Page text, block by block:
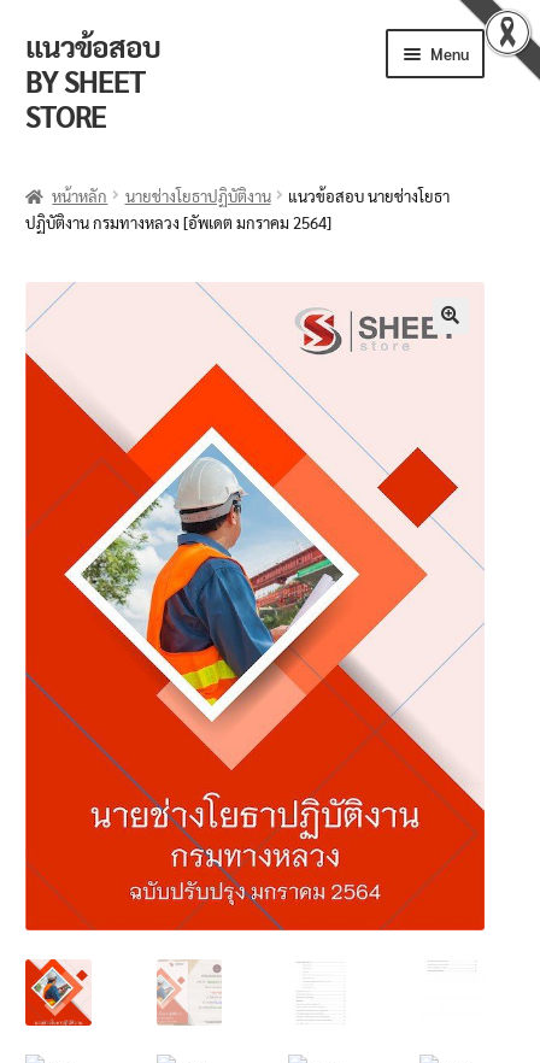
แนวข้อสอบ
BY SHEET
STORE
Menu
ตะกร้าสินค้า
วิธีการสั่งซื้อ
รีวิวจากลูกค้า
ติดตามพัสดุ
ข่าวเปิดสอบงานราชการ
นโยบายคืนสินค้าและการจัดส่ง​
คำถามที่พบบ่อย
หน้าหลัก นายช่างโยธาปฏิบัติงาน
แนวข้อสอบ นายช่างโยธา
ปฏิบัติงาน กรมทางหลวง [อัพเดต มกราคม 2564]